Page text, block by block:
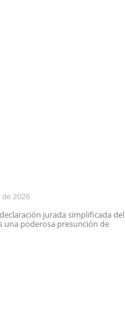
de 2026
jurada simplificada del
una poderosa presunción de